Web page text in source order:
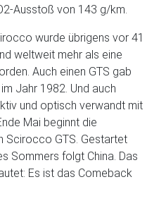
Ausstoß von 143 g/km.
wurde übrigens vor 41
weltweit mehr als eine
Auch einen GTS gab
Jahr 1982. Und auch
und optisch verwandt mit
Mai beginnt die
Scirocco GTS. Gestartet
Sommers folgt China. Das
Es ist das Comeback